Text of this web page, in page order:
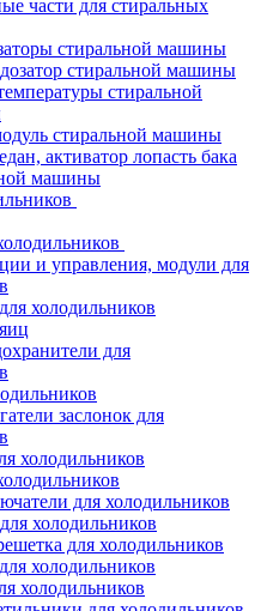
части для стиральных
стиральной машины
стиральной машины
стиральной
стиральной машины
активатор лопасть бака
машины
и управления, модули для
холодильников
для
заслонок для
холодильников
для холодильников
холодильников
для холодильников
холодильников
холодильников